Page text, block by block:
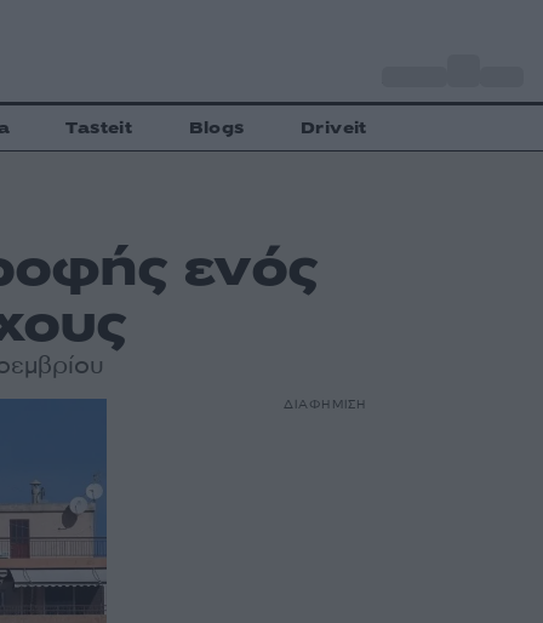
Tasteit Blogs Driveit
ενός
ΔΙΑΦΗΜΙΣΗ